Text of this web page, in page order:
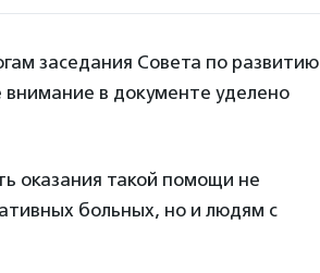
заседания Совета по развитию
в документе уделено
оказания такой помощи не
больных, но и людям с